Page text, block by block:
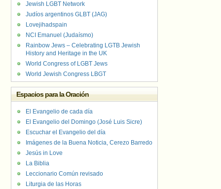
Jewish LGBT Network
Judíos argentinos GLBT (JAG)
Lovejihadspain
NCI Emanuel (Judaísmo)
Rainbow Jews – Celebrating LGTB Jewish
History and Heritage in the UK
World Congress of LGBT Jews
World Jewish Congress LBGT
Espacios para la Oración
El Evangelio de cada día
El Evangelio del Domingo (José Luis Sicre)
Escuchar el Evangelio del día
Imágenes de la Buena Noticia, Cerezo Barredo
Jesús in Love
La Biblia
Leccionario Común revisado
Liturgia de las Horas